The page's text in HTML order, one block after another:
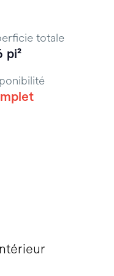
totale
pi²